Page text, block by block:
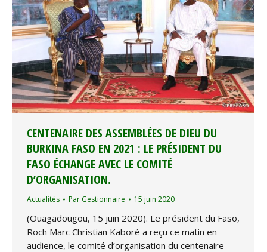
CENTENAIRE DES ASSEMBLÉES DE DIEU DU
BURKINA FASO EN 2021 : LE PRÉSIDENT DU
FASO ÉCHANGE AVEC LE COMITÉ
D’ORGANISATION.
Actualités Par Gestionnaire 15 juin 2020
(Ouagadougou, 15 juin 2020). Le président du Faso,
Roch Marc Christian Kaboré a reçu ce matin en
audience, le comité d’organisation du centenaire